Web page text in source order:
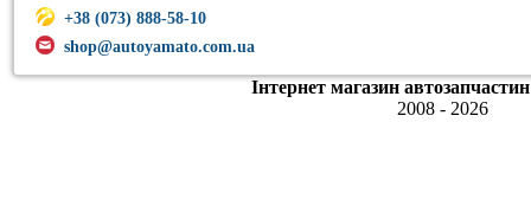
+38 (073) 888-58-10
shop@autoyamato.com.ua
Інтернет магазин
2008 - 2026